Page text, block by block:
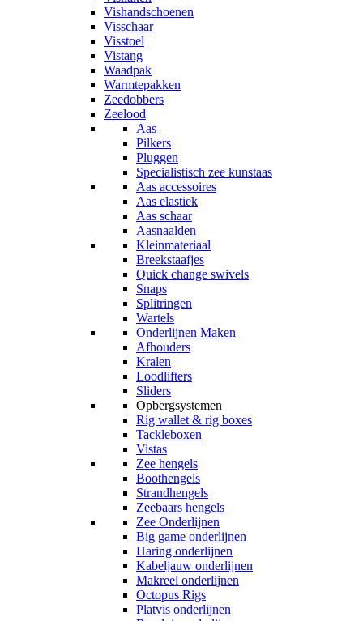
Vishandschoenen
Visschaar
Visstoel
Vistang
Waadpak
Warmtepakken
Zeedobbers
Zeelood
Aas
Pilkers
Pluggen
Specialistisch zee kunstaas
Aas accessoires
Aas elastiek
Aas schaar
Aasnaalden
Kleinmateriaal
Breekstaafjes
Quick change swivels
Snaps
Splitringen
Wartels
Onderlijnen Maken
Afhouders
Kralen
Loodlifters
Sliders
Opbergsystemen
Rig wallet & rig boxes
Tackleboxen
Vistas
Zee hengels
Boothengels
Strandhengels
Zeebaars hengels
Zee Onderlijnen
Big game onderlijnen
Haring onderlijnen
Kabeljauw onderlijnen
Makreel onderlijnen
Octopus Rigs
Platvis onderlijnen